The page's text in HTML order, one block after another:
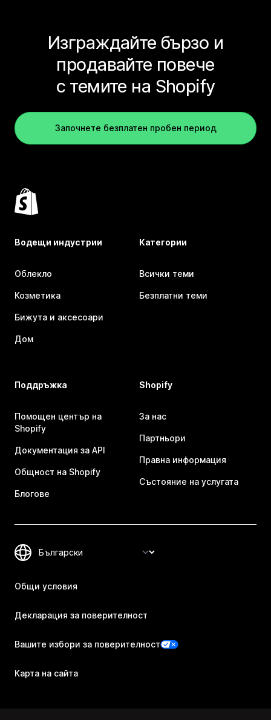
Изграждайте бързо и
продавайте повече
с темите на Shopify
Започнете безплатен пробен период
Водещи индустрии
Облекло
Козметика
Бижута и аксесоари
Дом
Категории
Всички теми
Безплатни теми
Поддръжка
Помощен център на
Shopify
Документация за API
Общност на Shopify
Блогове
Shopify
За нас
Партньори
Правна информация
Състояние на услугата
Общи условия
Декларация за поверителност
Вашите избори за поверителност
Карта на сайта